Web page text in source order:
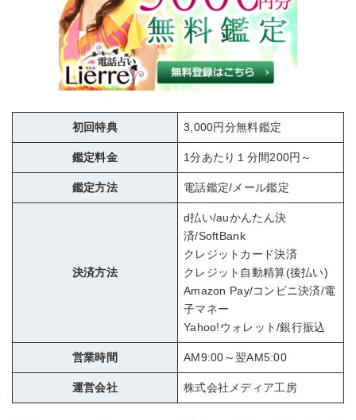
初回特典 3,000円分無料鑑定
鑑定料金 1分あたり１分間200円～
鑑定方法 電話鑑定/メール鑑定
決済方法
d払い/auかんたん決
済/SoftBank
クレジットカード決済
クレジット自動精算(後払い)
Amazon Pay/コンビニ決済/電
子マネー
Yahoo!ウォレット/銀行振込
営業時間 AM9:00～翌AM5:00
運営会社 株式会社メディア工房